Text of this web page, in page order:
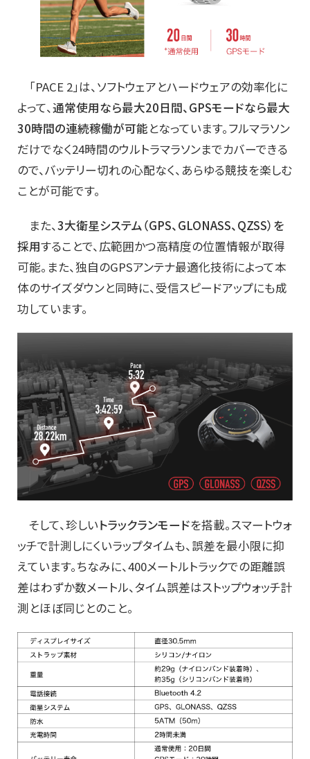
「PACE 2」は、ソフトウェアとハードウェアの効率化に
よって、通常使用なら最大20日間、GPSモードなら最大
30時間の連続稼働が可能となっています。フルマラソン
だけでなく24時間のウルトラマラソンまでカバーできる
ので、バッテリー切れの心配なく、あらゆる競技を楽しむ
ことが可能です。
また、3大衛星システム（GPS、GLONASS、QZSS）を
採用することで、広範囲かつ高精度の位置情報が取得
可能。また、独自のGPSアンテナ最適化技術によって本
体のサイズダウンと同時に、受信スピードアップにも成
功しています。
そして、珍しいトラックランモードを搭載。スマートウォ
ッチで計測しにくいラップタイムも、誤差を最小限に抑
えています。ちなみに、400メートルトラックでの距離誤
差はわずか数メートル、タイム誤差はストップウォッチ計
測とほぼ同じとのこと。